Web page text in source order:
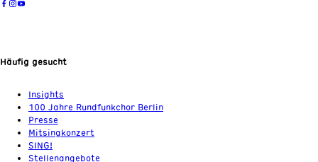
Häufig gesucht
Insights
100 Jahre Rundfunkchor Berlin
Presse
Mitsingkonzert
SING!
Stellenangebote